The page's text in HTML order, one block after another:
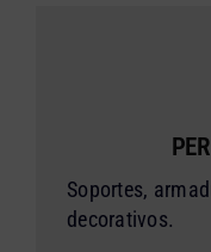
Soportes,
decorativos.